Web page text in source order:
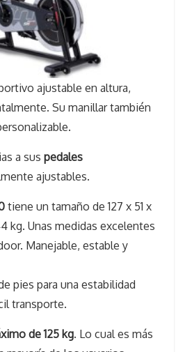
ajustable en altura,
Su manillar también
a sus pedales
ajustables.
tiene un tamaño de 127 x 51 x
kg. Unas medidas excelentes
Manejable, estable y
pies para una estabilidad
transporte.
de 125 kg. Lo cual es más